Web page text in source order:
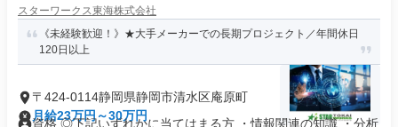
スターワークス東海株式会社
《未経験歓迎！》★大手メーカーでの長期プロジェクト／年間休日
120日以上
〒424-0114静岡県静岡市清水区庵原町
月給23万円～30万円
資格 ◎下記いずれかに当てはまる方 ・情報関連の知識 ・分析